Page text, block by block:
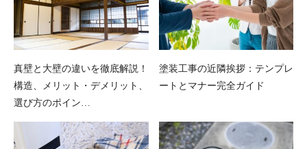
真壁と大壁の違いを徹底解説！
構造、メリット・デメリット、
選び方のポイン…
塗装工事の近隣挨拶：テンプレ
ートとマナー完全ガイド